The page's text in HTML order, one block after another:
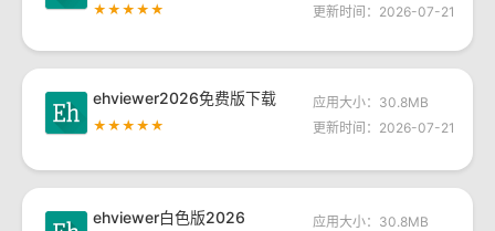
★★★★★ 更新时间：2026-07-21
ehviewer2026免费版下载
★★★★★
应用大小：30.8MB
更新时间：2026-07-21
ehviewer白色版2026
应用大小：30.8MB